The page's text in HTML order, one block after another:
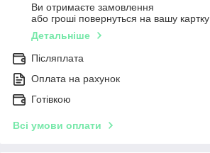
Ви отримаєте замовлення
або гроші повернуться на вашу картку
Детальніше
Післяплата
Оплата на рахунок
Готівкою
Всі умови оплати